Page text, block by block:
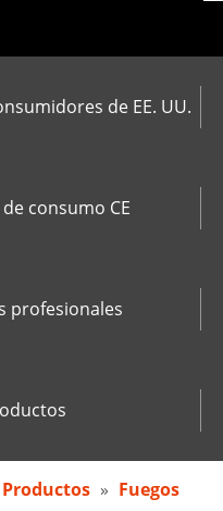
de EE. UU.
consumo CE
profesionales
Productos » Fuegos